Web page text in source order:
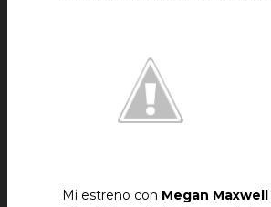
Mi estreno con Megan Maxwell